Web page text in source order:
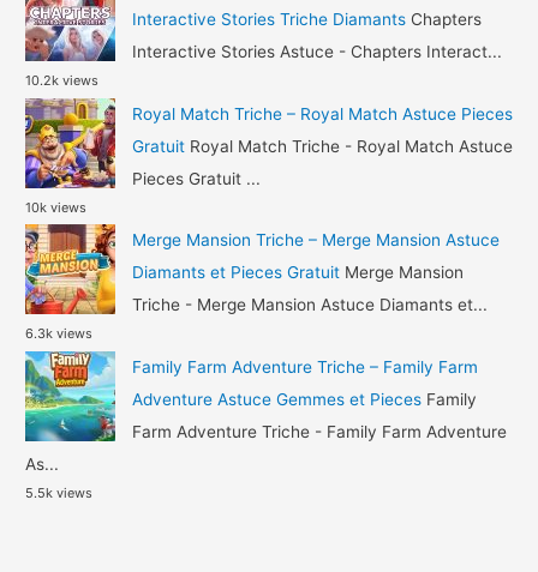
Gratuit
f
o
r
:
Interactive Stories Triche Diamants Chapters
Interactive Stories Astuce - Chapters Interact...
10.2k views
Royal Match Triche – Royal Match Astuce Pieces
Gratuit Royal Match Triche - Royal Match Astuce
Pieces Gratuit ...
10k views
Merge Mansion Triche – Merge Mansion Astuce
Diamants et Pieces Gratuit Merge Mansion
Triche - Merge Mansion Astuce Diamants et...
6.3k views
Family Farm Adventure Triche – Family Farm
Adventure Astuce Gemmes et Pieces Family
Farm Adventure Triche - Family Farm Adventure
As...
5.5k views